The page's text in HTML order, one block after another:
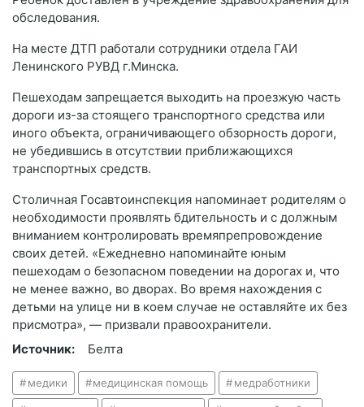
обследования.
На месте ДТП работали сотрудники отдела ГАИ
Ленинского РУВД г.Минска.
Пешеходам запрещается выходить на проезжую часть
дороги из-за стоящего транспортного средства или
иного объекта, ограничивающего обзорность дороги,
не убедившись в отсутствии приближающихся
транспортных средств.
Столичная Госавтоинспекция напоминает родителям о
необходимости проявлять бдительность и с должным
вниманием контролировать времяпрепровождение
своих детей. «Ежедневно напоминайте юным
пешеходам о безопасном поведении на дорогах и, что
не менее важно, во дворах. Во время нахождения с
детьми на улице ни в коем случае не оставляйте их без
присмотра», — призвали правоохранители.
Источник:
Белта
медики медицинская помощь медработники